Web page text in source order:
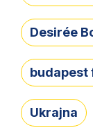
Desirée
budapest
Ukrajna